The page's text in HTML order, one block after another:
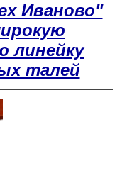
Иваново"
линейку
талей